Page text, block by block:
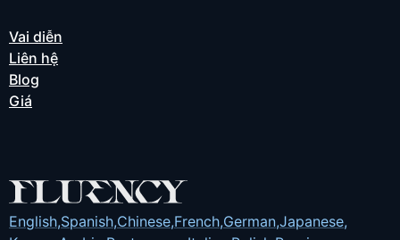
Vai diễn
Liên hệ
Blog
Giá
English,Spanish,Chinese,French,German,Japanese,